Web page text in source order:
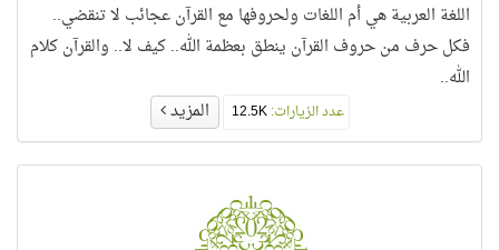
اللغة العربية هي أم اللغات ولحروفها مع القرآن عجائب لا تنقضي..
فكل حرف من حروف القرآن ينطق بعظمة الله.. كيف لا.. والقرآن كلام
الله..
عدد الزيارات:12.5K المزيد